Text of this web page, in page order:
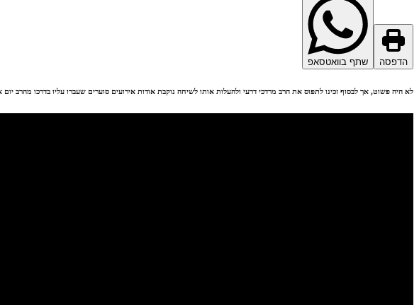
הדפסה שתף בוואטסאפ
לא היה פשוט, אך לבסוף זכינו לתפוס את הרב מרדכי דרעי ולהעלות אותו לשיחה נוקבת אודות אירועים סוערים שעברו עליו בדרכו מהרב